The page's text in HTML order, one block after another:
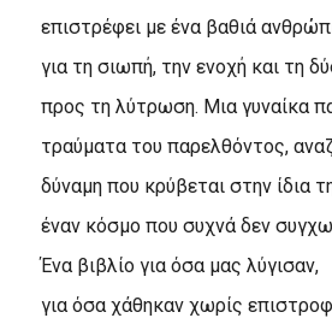
επιστρέφει με ένα βαθιά
για τη σιωπή, την ενοχή και τη
προς τη λύτρωση. Μια γυναίκα
τραύματα του παρελθόντος,
δύναμη που κρύβεται στην ίδια
έναν κόσμο που συχνά δεν
Ένα βιβλίο για όσα μας λύγισαν,
για όσα χάθηκαν χωρίς